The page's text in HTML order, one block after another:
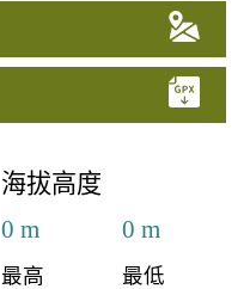
海拔高度
0 m
最高
0 m
最低